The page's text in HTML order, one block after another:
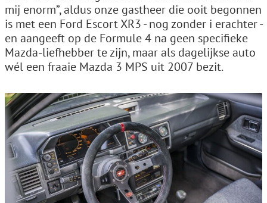
mij enorm”, aldus onze gastheer die ooit begonnen
is met een Ford Escort XR3 - nog zonder i erachter -
en aangeeft op de Formule 4 na geen specifieke
Mazda-liefhebber te zijn, maar als dagelijkse auto
wél een fraaie Mazda 3 MPS uit 2007 bezit.